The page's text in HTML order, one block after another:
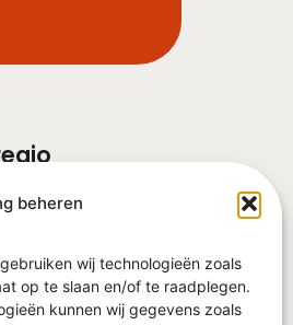
beheren
wij technologieën zoals
op te slaan en/of te raadplegen.
kunnen wij gegevens zoals